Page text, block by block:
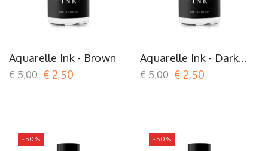
Aquarelle Ink - Brown
€ 5,00 € 2,50
Aquarelle Ink - Dark
Red
€ 5,00 € 2,50
-50% -50%